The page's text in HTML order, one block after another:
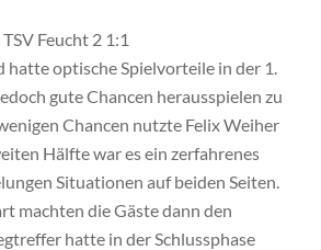
Feucht 2 1:1
hatte optische Spielvorteile in der 1.
gute Chancen herausspielen zu
Chancen nutzte Felix Weiher
Hälfte war es ein zerfahrenes
Situationen auf beiden Seiten.
machten die Gäste dann den
hatte in der Schlussphase